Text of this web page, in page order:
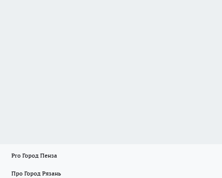
Pro Город Пенза
Про Город Рязань